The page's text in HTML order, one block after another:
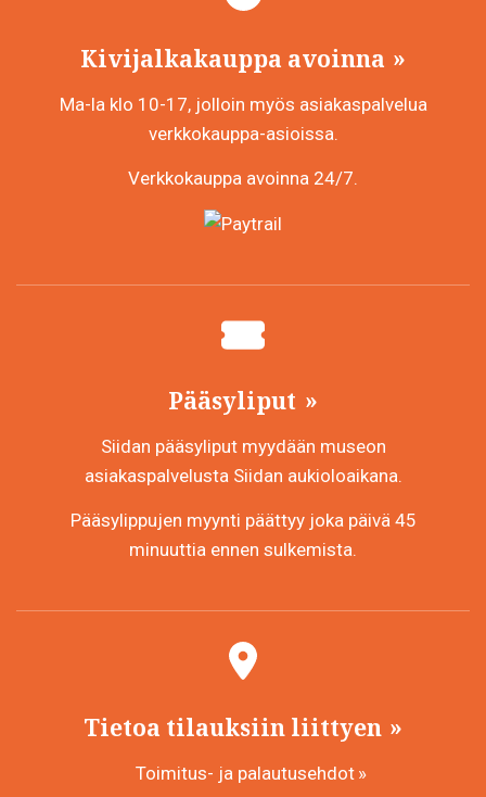
Kivijalkakauppa avoinna
Ma-la klo 10-17, jolloin myös asiakaspalvelua
verkkokauppa-asioissa.
Verkkokauppa avoinna 24/7.
Pääsyliput
Siidan pääsyliput myydään museon
asiakaspalvelusta Siidan aukioloaikana.
Pääsylippujen myynti päättyy joka päivä 45
minuuttia ennen sulkemista.
Tietoa tilauksiin liittyen
Toimitus- ja palautusehdot